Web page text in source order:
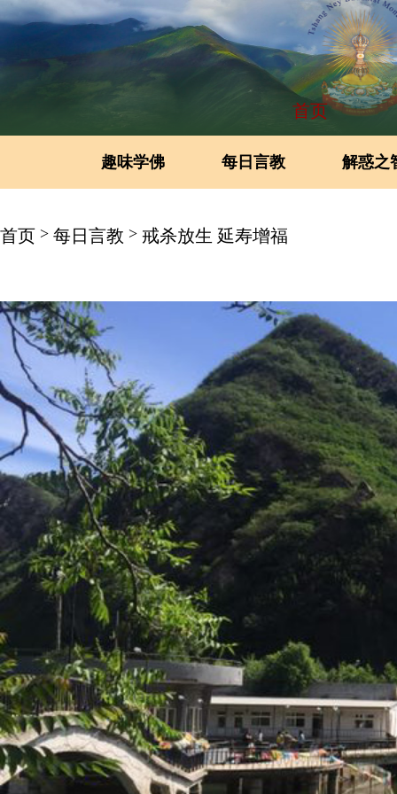
首页
趣味学佛 每日言教 解惑之
首页 > 每日言教 > 戒杀放生 延寿增福